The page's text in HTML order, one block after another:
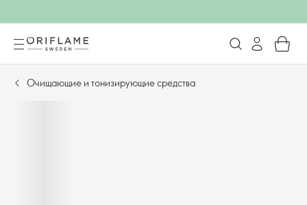
Очищающие и тонизирующие средства